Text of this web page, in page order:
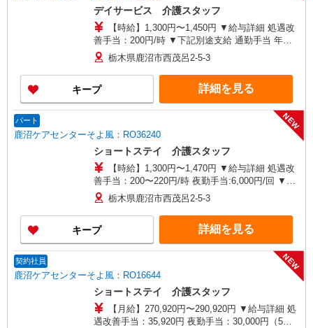
デイサービス 介護スタッフ
【時給】1,300円〜1,450円 ▼給与詳細 処遇改
善手当：200円/時 ▼下記別途支給 通勤手当 年末
年始手当：380円/時 寸志あり：年2回（6月・12
月） ※業績による ※処遇改善手当は試用期間中(3
ヶ月)は支給なし
栃木県鹿沼市西茂呂2-5-3
キープ 詳細を見る
パート
鹿沼ケアセンターそよ風：RO36240
NEW
ショートステイ 介護スタッフ
【時給】1,300円〜1,470円 ▼給与詳細 処遇改
善手当：200〜220円/時 夜勤手当:6,000円/回 ▼下
記別途支給 通勤手当 年末年始手当：380円/時 寸
志あり：年2回（6月・12月） ※業績による ※処
遇改善手当は試用期間中(3ヶ月)は支給なし
栃木県鹿沼市西茂呂2-5-3
キープ 詳細を見る
契約社員
鹿沼ケアセンターそよ風：RO16644
NEW
ショートステイ 介護スタッフ
【月給】270,920円〜290,920円 ▼給与詳細 処
遇改善手当：35,920円 夜勤手当：30,000円（5回